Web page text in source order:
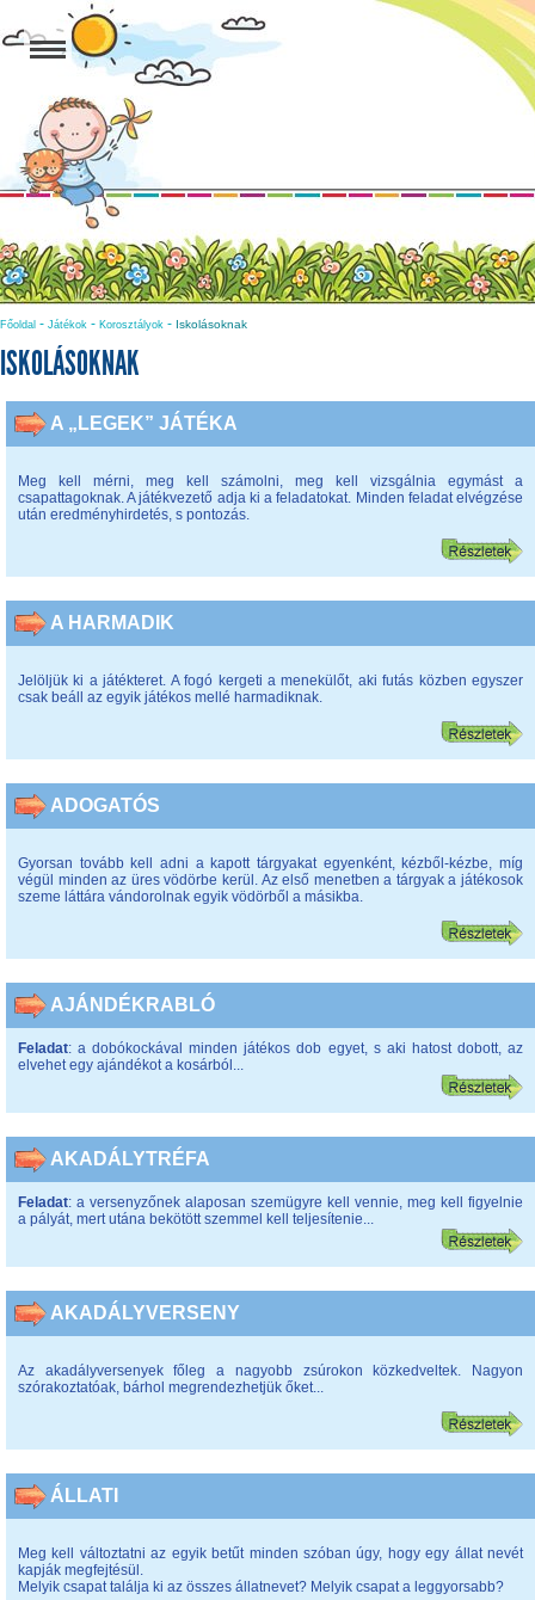
Főoldal - Játékok - Korosztályok - Iskolásoknak
ISKOLÁSOKNAK
A „LEGEK” JÁTÉKA
Meg kell mérni, meg kell számolni, meg kell vizsgálnia egymást a
csapattagoknak. A játékvezető adja ki a feladatokat. Minden feladat elvégzése
után eredményhirdetés, s pontozás.
A HARMADIK
Jelöljük ki a játékteret. A fogó kergeti a menekülőt, aki futás közben egyszer
csak beáll az egyik játékos mellé harmadiknak.
ADOGATÓS
Gyorsan tovább kell adni a kapott tárgyakat egyenként, kézből-kézbe, míg
végül minden az üres vödörbe kerül. Az első menetben a tárgyak a játékosok
szeme láttára vándorolnak egyik vödörből a másikba.
AJÁNDÉKRABLÓ
Feladat: a dobókockával minden játékos dob egyet, s aki hatost dobott, az
elvehet egy ajándékot a kosárból...
AKADÁLYTRÉFA
Feladat: a versenyzőnek alaposan szemügyre kell vennie, meg kell figyelnie
a pályát, mert utána bekötött szemmel kell teljesítenie...
AKADÁLYVERSENY
Az akadályversenyek főleg a nagyobb zsúrokon közkedveltek. Nagyon
szórakoztatóak, bárhol megrendezhetjük őket...
ÁLLATI
Meg kell változtatni az egyik betűt minden szóban úgy, hogy egy állat nevét
kapják megfejtésül.
Melyik csapat találja ki az összes állatnevet? Melyik csapat a leggyorsabb?